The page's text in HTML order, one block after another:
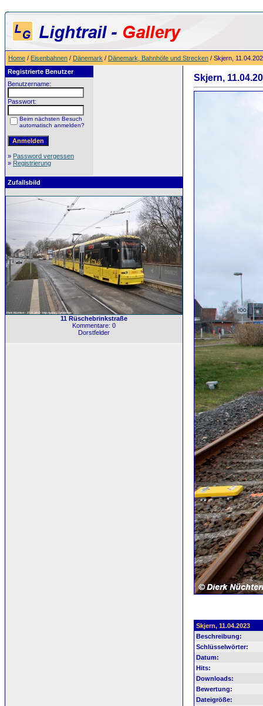
Home / Eisenbahnen / Dänemark / Dänemark, Bahnhöfe und Strecken / Skjern,
Registrierte Benutzer
Benutzername:
Passwort:
Beim nächsten Besuch
automatisch anmelden?
» Password vergessen
» Registrierung
Zufallsbild
11 Rüschebrinkstraße
Kommentare: 0
Dorstfelder
Skjern,
Skjern, 11.04.2023
Beschreibung:
Schlüsselwörter:
Datum:
Hits:
Downloads:
Bewertung:
Dateigröße: